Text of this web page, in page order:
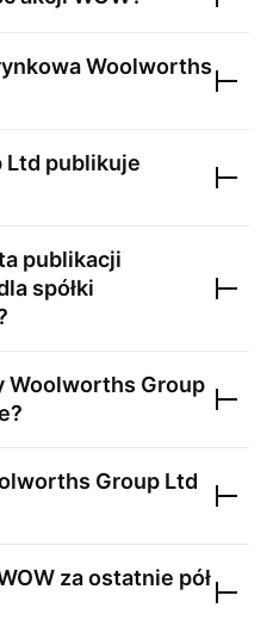
Woolworths
Ltd publikuje
publikacji
spółki
Woolworths Group
Group Ltd
za ostatnie pół